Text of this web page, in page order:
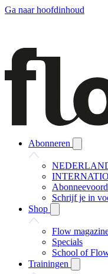
Ga naar hoofdinhoud
Abonneren
Schrijf je in
Shop
Flow
Specials
School of
Trainingen